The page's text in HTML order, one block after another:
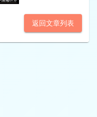
返回文章列表